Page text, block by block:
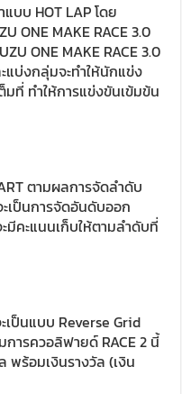
แบบ HOT LAP โดย
ONE MAKE RACE 3.0
ONE MAKE RACE 3.0
ะแบ่งกลุ่มจะทำให้นักแข่ง
มที่ ทำให้การแข่งขันเข้มข้น
ตามผลการจัดลำดับ
ะเป็นการจัดอันดับออก
มีคะแนนเก็บให้ตามลำดับที่
เป็นแบบ Reverse Grid
ารควอลิฟายด์ RACE 2 นี้
พร้อมเงินรางวัล (เงิน